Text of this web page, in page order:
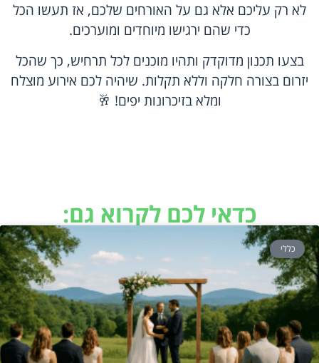
לא רק עליכם אלא גם על האורחים שלכם, אז תעשו הכל
כדי שהם ירגישו מיוחדים ומוערכים.
בצעו תכנון מדוקדק ותהיו מוכנים לכל תרחיש, כך שהכל
יזרום בצורה חלקה וללא תקלות. שיהיה לכם אירוע מוצלח
ומלא בזיכרונות יפים! 🥂
כדאי לכם לקרוא גם:
כללי